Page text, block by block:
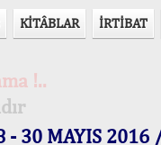
KİTÂBLAR İRTİBAT
!..
30 MAYIS 2016